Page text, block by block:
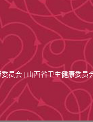
员会 | 山西省卫生健康委员